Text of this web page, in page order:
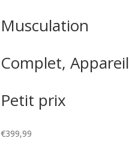
Musculation
Complet, Appareil
Petit prix
€399,99